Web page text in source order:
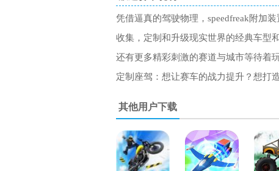
凭借逼真的驾驶物理，speedfreak附加
收集，定制和升级现实世界的经典车型
还有更多精彩刺激的赛道与城市等待着
定制座驾：想让赛车的战力提升？想打
其他用户下载